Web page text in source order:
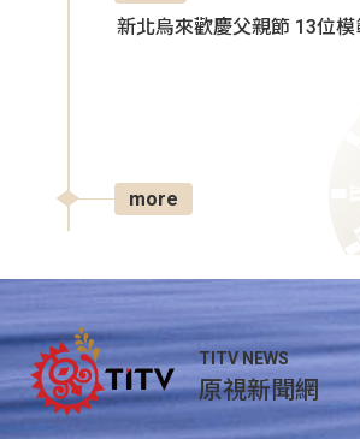
新北烏來歡慶父親節 13位
more
TITV NEWS
原視新聞網